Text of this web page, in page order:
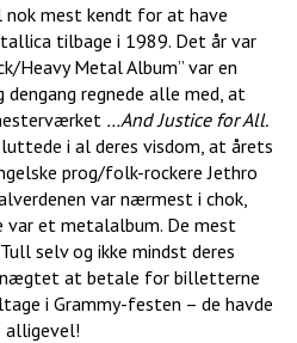
nok mest kendt for at have
tilbage i 1989. Det år var
Heavy Metal Album” var en
dengang regnede alle med, at
…And Justice for All.
i al deres visdom, at årets
prog/folk-rockere Jethro
var nærmest i chok,
var et metalalbum. De mest
selv og ikke mindst deres
nægtet at betale for billetterne
i Grammy-festen – de havde
alligevel!